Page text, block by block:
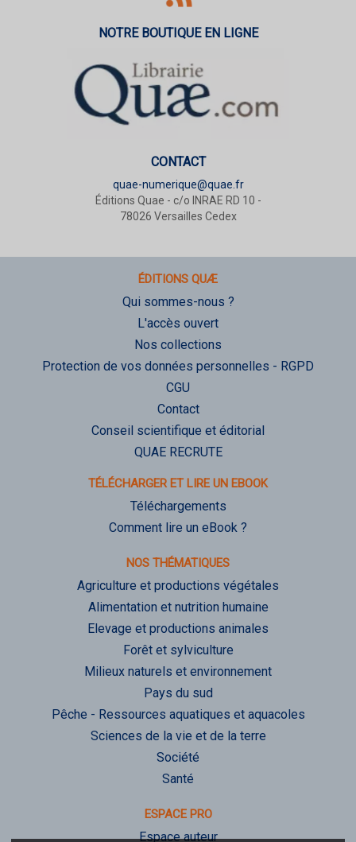
NOTRE BOUTIQUE EN LIGNE
CONTACT
quae-numerique@quae.fr
Éditions Quae - c/o INRAE RD 10 -
78026 Versailles Cedex
ÉDITIONS QUÆ
Qui sommes-nous ?
L'accès ouvert
Nos collections
Protection de vos données personnelles - RGPD
CGU
Contact
Conseil scientifique et éditorial
QUAE RECRUTE
TÉLÉCHARGER ET LIRE UN EBOOK
Téléchargements
Comment lire un eBook ?
NOS THÉMATIQUES
Agriculture et productions végétales
Alimentation et nutrition humaine
Elevage et productions animales
Forêt et sylviculture
Milieux naturels et environnement
Pays du sud
Pêche - Ressources aquatiques et aquacoles
Sciences de la vie et de la terre
Société
Santé
ESPACE PRO
Espace auteur